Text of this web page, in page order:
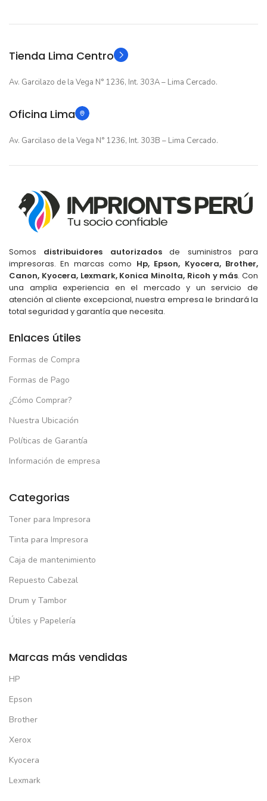
Tienda Lima Centro
Av. Garcilazo de la Vega N° 1236, Int. 303A – Lima Cercado.
Oficina Lima
Av. Garcilaso de la Vega N° 1236, Int. 303B – Lima Cercado.
Somos distribuidores autorizadosde suministros para
impresoras. En marcas como Hp, Epson, Kyocera, Brother,
Canon, Kyocera, Lexmark, Konica Minolta, Ricoh y más. Con
una amplia experiencia en el mercado y un servicio de
atención al cliente excepcional, nuestra empresa le brindará la
total seguridad y garantía que necesita.
Enlaces útiles
Formas de Compra
Formas de Pago
¿Cómo Comprar?
Nuestra Ubicación
Políticas de Garantía
Información de empresa
Categorias
Toner para Impresora
Tinta para Impresora
Caja de mantenimiento
Repuesto Cabezal
Drum y Tambor
Útiles y Papelería
Marcas más vendidas
HP
Epson
Brother
Xerox
Kyocera
Lexmark